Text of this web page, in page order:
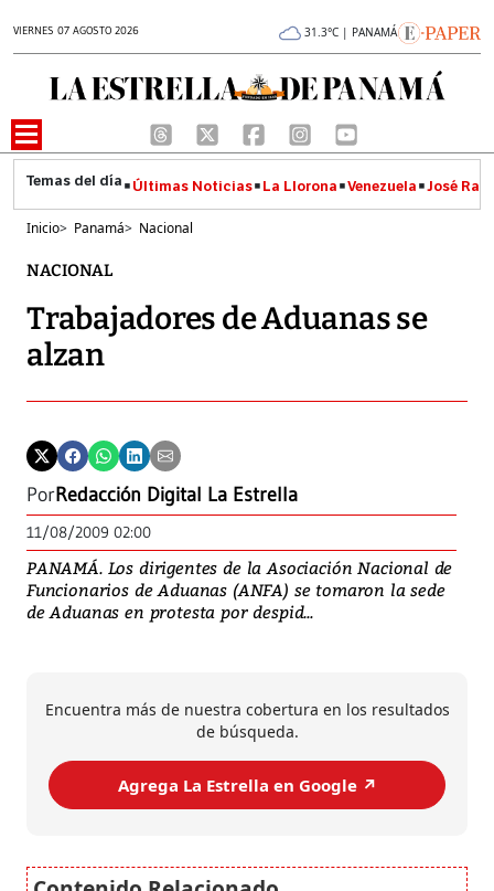
VIERNES 07 AGOSTO 2026 31.3°C | PANAMÁ
Últimas Noticias La Llorona Venezuela José
Inicio> Panamá> Nacional
NACIONAL
Trabajadores de Aduanas se
alzan
PorRedacción Digital La Estrella
11/08/2009 02:00
PANAMÁ. Los dirigentes de la Asociación Nacional de
Funcionarios de Aduanas (ANFA) se tomaron la sede
de Aduanas en protesta por despid...
Encuentra más de nuestra cobertura en los resultados
de búsqueda.
Agrega La Estrella en Google ↗️